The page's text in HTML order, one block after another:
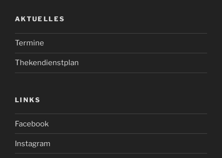
AKTUELLES
Termine
Thekendienstplan
LINKS
Facebook
Instagram